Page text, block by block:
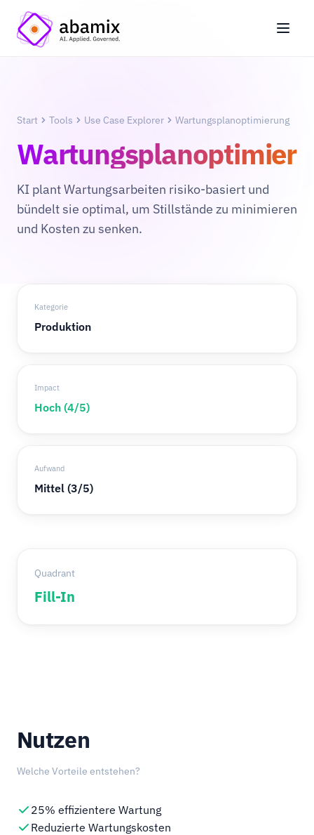
Start Tools Use Case Explorer Wartungsplanoptimierung
KI plant Wartungsarbeiten risiko-basiert und
bündelt sie optimal, um Stillstände zu minimieren
und Kosten zu senken.
Kategorie
Produktion
Impact
Hoch (4/5)
Aufwand
Mittel (3/5)
Quadrant
Fill-In
Nutzen
Welche Vorteile entstehen?
25% effizientere Wartung
Reduzierte Wartungskosten